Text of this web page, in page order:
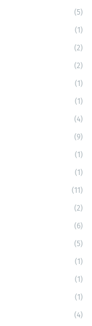
(5)
(1)
(2)
(2)
(1)
(1)
(4)
(9)
(1)
(1)
(11)
(2)
(6)
(5)
(1)
(1)
(1)
(4)